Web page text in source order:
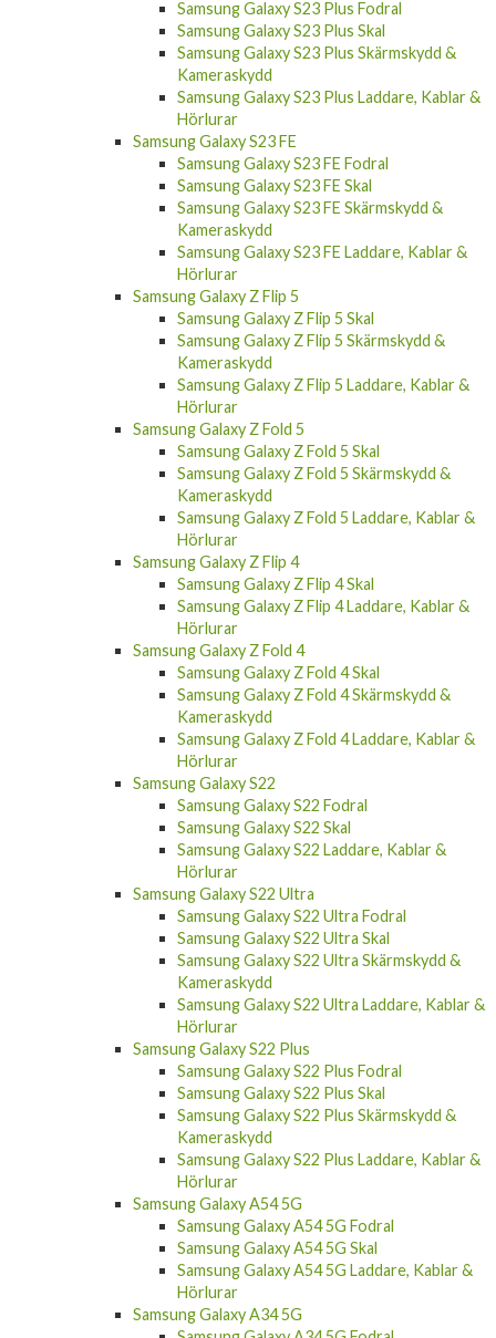
Samsung Galaxy S23 Plus Fodral
Samsung Galaxy S23 Plus Skal
Samsung Galaxy S23 Plus Skärmskydd &
Kameraskydd
Samsung Galaxy S23 Plus Laddare, Kablar &
Hörlurar
Samsung Galaxy S23 FE
Samsung Galaxy S23 FE Fodral
Samsung Galaxy S23 FE Skal
Samsung Galaxy S23 FE Skärmskydd &
Kameraskydd
Samsung Galaxy S23 FE Laddare, Kablar &
Hörlurar
Samsung Galaxy Z Flip 5
Samsung Galaxy Z Flip 5 Skal
Samsung Galaxy Z Flip 5 Skärmskydd &
Kameraskydd
Samsung Galaxy Z Flip 5 Laddare, Kablar &
Hörlurar
Samsung Galaxy Z Fold 5
Samsung Galaxy Z Fold 5 Skal
Samsung Galaxy Z Fold 5 Skärmskydd &
Kameraskydd
Samsung Galaxy Z Fold 5 Laddare, Kablar &
Hörlurar
Samsung Galaxy Z Flip 4
Samsung Galaxy Z Flip 4 Skal
Samsung Galaxy Z Flip 4 Laddare, Kablar &
Hörlurar
Samsung Galaxy Z Fold 4
Samsung Galaxy Z Fold 4 Skal
Samsung Galaxy Z Fold 4 Skärmskydd &
Kameraskydd
Samsung Galaxy Z Fold 4 Laddare, Kablar &
Hörlurar
Samsung Galaxy S22
Samsung Galaxy S22 Fodral
Samsung Galaxy S22 Skal
Samsung Galaxy S22 Laddare, Kablar &
Hörlurar
Samsung Galaxy S22 Ultra
Samsung Galaxy S22 Ultra Fodral
Samsung Galaxy S22 Ultra Skal
Samsung Galaxy S22 Ultra Skärmskydd &
Kameraskydd
Samsung Galaxy S22 Ultra Laddare, Kablar &
Hörlurar
Samsung Galaxy S22 Plus
Samsung Galaxy S22 Plus Fodral
Samsung Galaxy S22 Plus Skal
Samsung Galaxy S22 Plus Skärmskydd &
Kameraskydd
Samsung Galaxy S22 Plus Laddare, Kablar &
Hörlurar
Samsung Galaxy A54 5G
Samsung Galaxy A54 5G Fodral
Samsung Galaxy A54 5G Skal
Samsung Galaxy A54 5G Laddare, Kablar &
Hörlurar
Samsung Galaxy A34 5G